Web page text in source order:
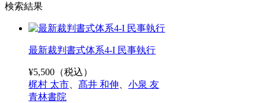
検索結果
最新裁判書式体系4-I 民事執行
¥5,500 （税込）
梶村 太市
髙井 和伸
小泉 友
青林書院